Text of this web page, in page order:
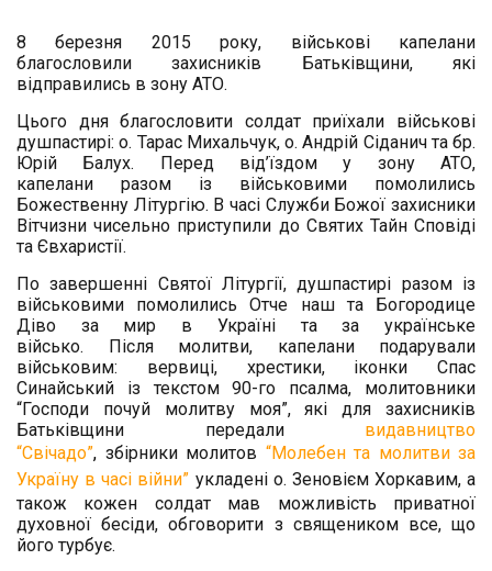
8 березня 2015 року, військові капелани
благословили захисників Батьківщини, які
відправились в зону АТО.
Цього дня благословити солдат приїхали військові
душпастирі: о. Тарас Михальчук, о. Андрій Сіданич та бр.
Юрій Балух. Перед від’їздом у зону АТО,
капелани разом із військовими помолились
Божественну Літургію. В часі Служби Божої захисники
Вітчизни чисельно приступили до Святих Тайн Сповіді
та Євхаристії.
По завершенні Святої Літургії, душпастирі разом із
військовими помолились Отче наш та Богородице
Діво за мир в Україні та за українське
військо. Після молитви, капелани подарували
військовим: вервиці, хрестики, іконки Спас
Синайський із текстом 90-го псалма, молитовники
“Господи почуй молитву моя”, які для захисників
Батьківщини передали видавництво
“Свічадо”, збірники молитов “Молебен та молитви за
Україну в часі війни” укладені о. Зеновієм Хоркавим, а
також кожен солдат мав можливість приватної
духовної бесіди, обговорити з священиком все, що
його турбує.